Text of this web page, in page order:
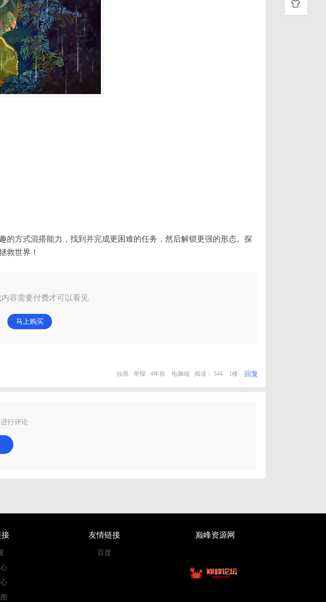
的方式混搭能力，找到并完成更困难的任务，然后解锁更强的形态。探
救世界！
内容需要付费才可以看见
马上购买
拉黑 举报 4年前 电脑端 阅读： 344 1楼 回复
行评论
接 友情链接
百度
巅峰资源网